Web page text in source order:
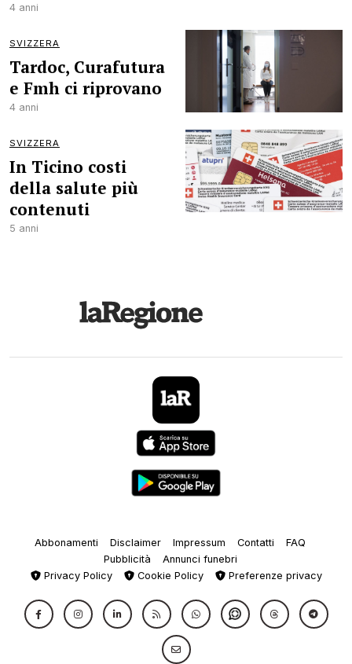
4 anni
SVIZZERA
Tardoc, Curafutura
e Fmh ci riprovano
4 anni
SVIZZERA
In Ticino costi
della salute più
contenuti
5 anni
Abbonamenti Disclaimer Impressum Contatti
FAQ
Pubblicità
Annunci funebri
Privacy Policy
Cookie Policy Preferenze privacy